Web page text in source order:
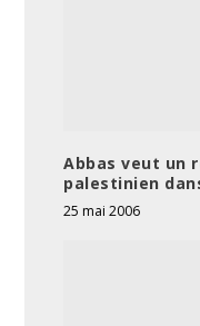
Abbas veut un
palestinien
25 mai 2006